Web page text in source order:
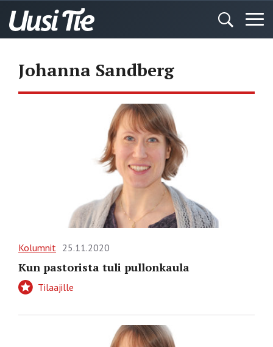
Johanna Sandberg
Kolumnit 25.11.2020
Kun pastorista tuli pullonkaula
Tilaajille